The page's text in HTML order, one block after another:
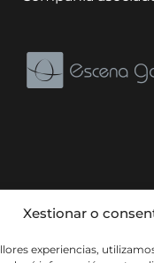
Xestionar o
experiencias,